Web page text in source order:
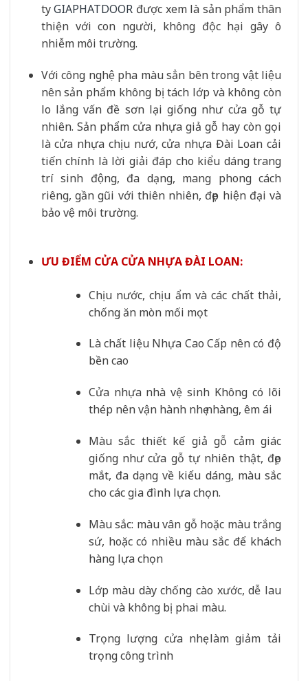
tyGIAPHATDOOR được xem là sản phẩm thân
thiện với con người, không độc hại gây ô
nhiễm môi trường.
Với công nghệ pha màu sẳn bên trong vật liệu
nên sản phẩm không bị tách lớp và không còn
lo lắng vấn đề sơn lại giống như cửa gỗ tự
nhiên. Sản phẩm cửa nhựa giả gỗ hay còn gọi
là cửa nhựa chịu nướ,cửa nhựa Đài Loan cải
tiến chính là lời giải đáp cho kiểu dáng trang
trí sinh động, đa dạng, mang phong cách
riêng, gần gũi với thiên nhiên, đẹp hiện đại và
bảo vệ môi trường.
ƯU ĐIỂM CỬA CỬA NHỰA ĐÀI LOAN:
Chịu nước, chịu ẩm và các chất thải,
chống ăn mòn mối mọt
Là chất liệu Nhựa Cao Cấp nên có độ
bền cao
Cửa nhựa nhà vệ sinh Không có lõi
thép nên vận hành nhẹ nhàng, êm ái
Màu sắc thiết kế giả gỗ cảm giác
giống như cửa gỗ tự nhiên thật, đẹp
mắt, đa dạng về kiểu dáng, màu sắc
cho các gia đình lựa chọn.
Màu sắc: màu vân gỗ hoặc màu trắng
sứ, hoặc có nhiều màu sắc để khách
hàng lựa chọn
Lớp màu dày chống cào xước, dễ lau
chùi và không bị phai màu.
Trọng lượng cửa nhẹ làm giảm tải
trọng công trình